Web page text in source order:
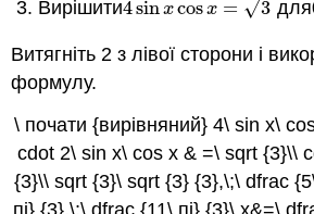
Вирішити4sinxcosx = 3
√
4sinxcosx= 3 для
Витягніть 2 з лівої сторони і
формулу.
\ почати {вирівняний} 4\ sin x\
cdot 2\ sin x\ cos x & =\ sqrt {3}\\
{3}\\ sqrt {3}\ sqrt {3} {3},\;\ dfrac
пі} {3},\;\ dfrac {11\ пі} {3}\ x&=\